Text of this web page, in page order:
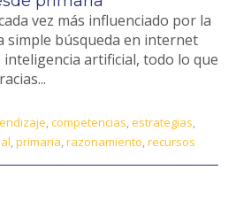
vez más influenciado por la
simple búsqueda en internet
artificial, todo lo que
,competencias,estrategias,
,primaria,razonamiento,recursos